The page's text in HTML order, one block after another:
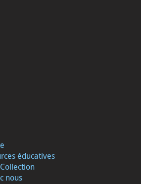
éducatives
nous